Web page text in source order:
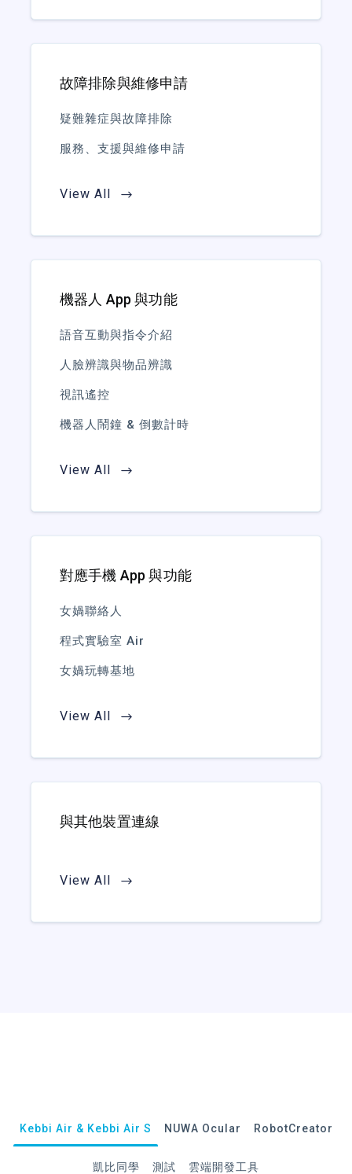
故障排除與維修申請
疑難雜症與故障排除
服務、支援與維修申請
View All
機器人 App 與功能
語音互動與指令介紹
人臉辨識與物品辨識
視訊遙控
機器人鬧鐘 & 倒數計時
View All
對應手機 App 與功能
女媧聯絡人
程式實驗室 Air
女媧玩轉基地
View All
與其他裝置連線
View All
Kebbi Air & Kebbi Air S NUWA Ocular RobotCreator
凱比同學 測試 雲端開發工具